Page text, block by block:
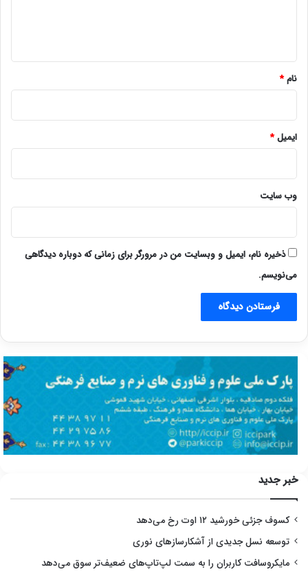
نام*
ایمیل*
وب‌ سایت
ذخیره نام، ایمیل و وبسایت من در مرورگر برای زمانی که دوباره دیدگاهی
می‌نویسم.
خبر جدید
کسوف جزئی خورشید ۱۲ اوت رخ می‌دهد
توسعه نسل جدیدی از آشکارسازهای نوری
مایکروسافت کاربران را به سمت لپ‌تاپ‌های ضعیف‌تر سوق می‌دهد